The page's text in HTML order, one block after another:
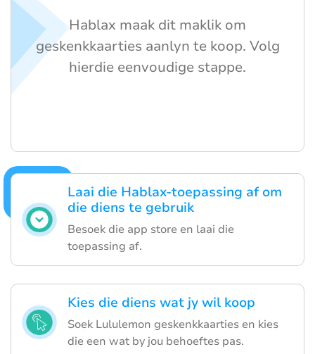
Laai die Hablax-toepassing af om
die diens te gebruik
Besoek die app store en laai die
toepassing af.
Kies die diens wat jy wil koop
Soek Lululemon geskenkkaarties en kies
die een wat by jou behoeftes pas.
Hablax maak dit maklik om
geskenkkaarties aanlyn te koop. Volg
hierdie eenvoudige stappe.